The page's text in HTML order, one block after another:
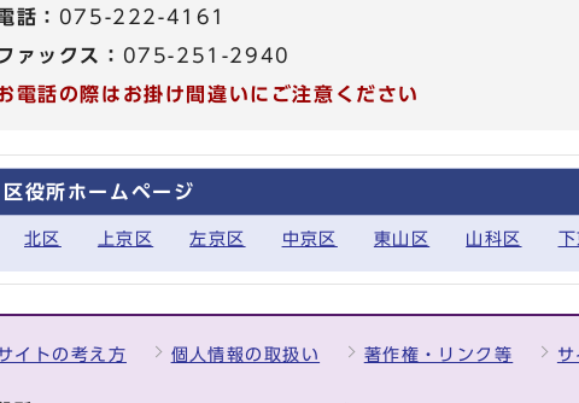
話： 075-222-4161
ァックス： 075-251-2940
電話の際はお掛け間違いにご注意ください
区役所ホームページ
北区 上京区 左京区 中京区 東山区 山科区
イトの考え方 個人情報の取扱い 著作権・リンク等